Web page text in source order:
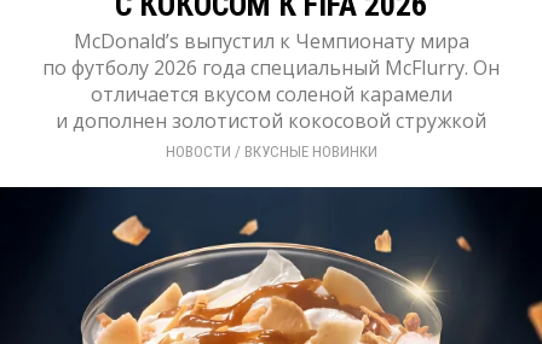
McDonald’s выпустил к Чемпионату мира
по футболу 2026 года специальный McFlurry. Он
отличается вкусом соленой карамели
и дополнен золотистой кокосовой стружкой
НОВОСТИ / ВКУСНЫЕ НОВИНКИ